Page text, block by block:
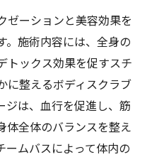
なリフレッシュの手
目指すエステの取り
和を実現する具体的
ゼーションと美容効果を
。施術内容には、全身の
トックス効果を促すスチ
に整えるボディスクラブ
ジは、血行を促進し、筋
体全体のバランスを整え
ームバスによって体内の